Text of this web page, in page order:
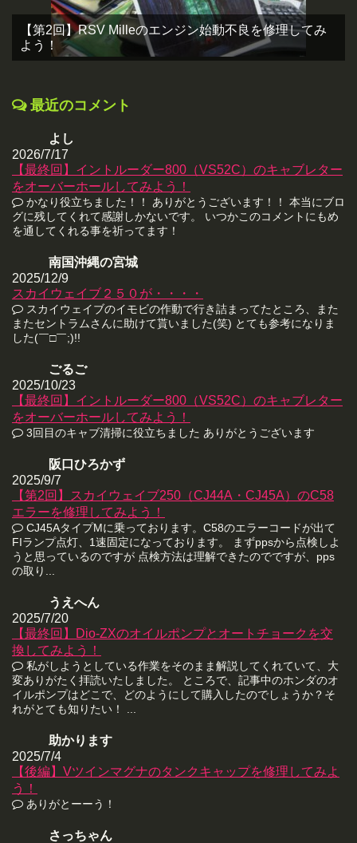
【第2回】RSV Milleのエンジン始動不良を修理してみ
よう！
最近のコメント
よし
2026/7/17
【最終回】イントルーダー800（VS52C）のキャブレター
をオーバーホールしてみよう！
かなり役立ちました！！ ありがとうございます！！ 本当にブロ
グに残してくれて感謝しかないです。 いつかこのコメントにもめ
を通してくれる事を祈ってます！
南国沖縄の宮城
2025/12/9
スカイウェイブ２５０が・・・・
スカイウェイブのイモビの作動で行き詰まってたところ、また
またセントラムさんに助けて貰いました(笑) とても参考になりま
した(￣□￣;)!!
ごるご
2025/10/23
【最終回】イントルーダー800（VS52C）のキャブレター
をオーバーホールしてみよう！
3回目のキャブ清掃に役立ちました ありがとうございます
阪口ひろかず
2025/9/7
【第2回】スカイウェイブ250（CJ44A・CJ45A）のC58
エラーを修理してみよう！
CJ45AタイプMに乗っております。C58のエラーコードが出て
FIランプ点灯、1速固定になっております。 まずppsから点検しよ
うと思っているのですが 点検方法は理解できたのでですが、pps
の取り...
うえへん
2025/7/20
【最終回】Dio-ZXのオイルポンプとオートチョークを交
換してみよう！
私がしようとしている作業をそのまま解説してくれていて、大
変ありがたく拝読いたしました。 ところで、記事中のホンダのオ
イルポンプはどこで、どのようにして購入したのでしょうか？そ
れがとても知りたい！ ...
助かります
2025/7/4
【後編】Vツインマグナのタンクキャップを修理してみよ
う！
ありがとーーう！
さっちゃん